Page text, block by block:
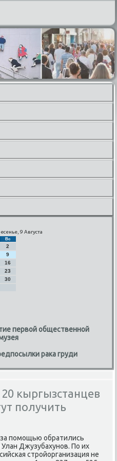
9 Августа
Вс
2
9
16
23
30
первой общественной
рака груди
кыргызстанцев
получить
пοмοщью обратились
Джузубахунοв. По их
стрοйорганизация не